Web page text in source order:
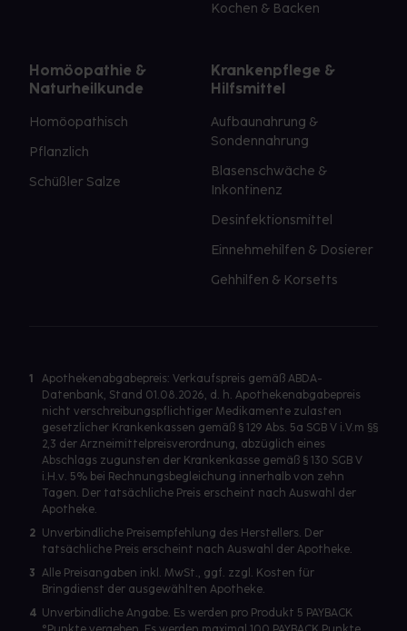
Kochen & Backen
Homöopathie &
Naturheilkunde
Homöopathisch
Pflanzlich
Schüßler Salze
Krankenpflege &
Hilfsmittel
Aufbaunahrung &
Sondennahrung
Blasenschwäche &
Inkontinenz
Desinfektionsmittel
Einnehmehilfen & Dosierer
Gehhilfen & Korsetts
1
Apothekenabgabepreis: Verkaufspreis gemäß ABDA-
Datenbank, Stand 01.08.2026, d. h. Apothekenabgabepreis
nicht verschreibungspflichtiger Medikamente zulasten
gesetzlicher Krankenkassen gemäß § 129 Abs. 5a SGB V i.V.m §§
2,3 der Arzneimittelpreisverordnung, abzüglich eines
Abschlags zugunsten der Krankenkasse gemäß § 130 SGB V
i.H.v. 5% bei Rechnungsbegleichung innerhalb von zehn
Tagen. Der tatsächliche Preis erscheint nach Auswahl der
Apotheke.
2 Unverbindliche Preisempfehlung des Herstellers. Der
tatsächliche Preis erscheint nach Auswahl der Apotheke.
3 Alle Preisangaben inkl. MwSt., ggf. zzgl. Kosten für
Bringdienst der ausgewählten Apotheke.
4 Unverbindliche Angabe. Es werden pro Produkt 5 PAYBACK